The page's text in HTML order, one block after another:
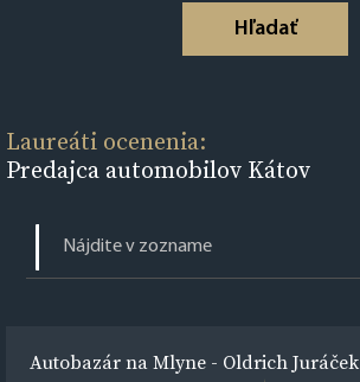
Hľadať
Laureáti ocenenia:
Predajca automobilov Kátov
Autobazár na Mlyne - Oldrich Juráček